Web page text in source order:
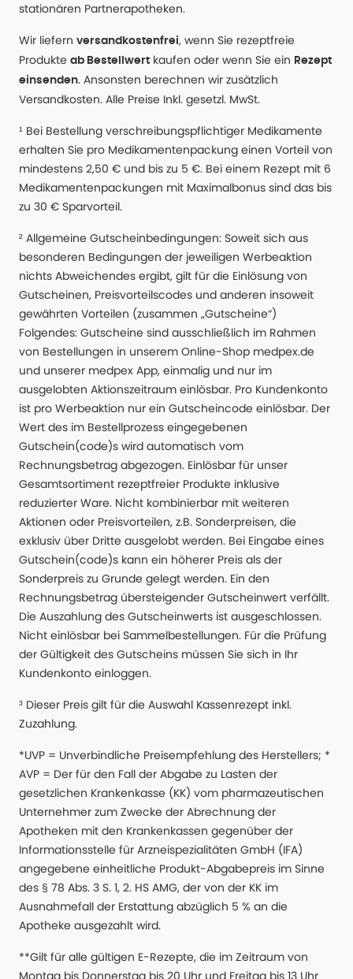
stationären Partnerapotheken.
Wir liefern versandkostenfrei, wenn Sie rezeptfreie
Produkte ab Bestellwert kaufen oder wenn Sie ein Rezept
einsenden. Ansonsten berechnen wir zusätzlich
Versandkosten. Alle Preise Inkl. gesetzl. MwSt.
¹ Bei Bestellung verschreibungspflichtiger Medikamente
erhalten Sie pro Medikamentenpackung einen Vorteil von
mindestens 2,50 € und bis zu 5 €. Bei einem Rezept mit 6
Medikamentenpackungen mit Maximalbonus sind das bis
zu 30 € Sparvorteil.
² Allgemeine Gutscheinbedingungen: Soweit sich aus
besonderen Bedingungen der jeweiligen Werbeaktion
nichts Abweichendes ergibt, gilt für die Einlösung von
Gutscheinen, Preisvorteilscodes und anderen insoweit
gewährten Vorteilen (zusammen „Gutscheine“)
Folgendes: Gutscheine sind ausschließlich im Rahmen
von Bestellungen in unserem Online-Shop medpex.de
und unserer medpex App, einmalig und nur im
ausgelobten Aktionszeitraum einlösbar. Pro Kundenkonto
ist pro Werbeaktion nur ein Gutscheincode einlösbar. Der
Wert des im Bestellprozess eingegebenen
Gutschein(code)s wird automatisch vom
Rechnungsbetrag abgezogen. Einlösbar für unser
Gesamtsortiment rezeptfreier Produkte inklusive
reduzierter Ware. Nicht kombinierbar mit weiteren
Aktionen oder Preisvorteilen, z.B. Sonderpreisen, die
exklusiv über Dritte ausgelobt werden. Bei Eingabe eines
Gutschein(code)s kann ein höherer Preis als der
Sonderpreis zu Grunde gelegt werden. Ein den
Rechnungsbetrag übersteigender Gutscheinwert verfällt.
Die Auszahlung des Gutscheinwerts ist ausgeschlossen.
Nicht einlösbar bei Sammelbestellungen. Für die Prüfung
der Gültigkeit des Gutscheins müssen Sie sich in Ihr
Kundenkonto einloggen.
³ Dieser Preis gilt für die Auswahl Kassenrezept inkl.
Zuzahlung.
*UVP = Unverbindliche Preisempfehlung des Herstellers; *
AVP = Der für den Fall der Abgabe zu Lasten der
gesetzlichen Krankenkasse (KK) vom pharmazeutischen
Unternehmer zum Zwecke der Abrechnung der
Apotheken mit den Krankenkassen gegenüber der
Informationsstelle für Arzneispezialitäten GmbH (IFA)
angegebene einheitliche Produkt-Abgabepreis im Sinne
des § 78 Abs. 3 S. 1, 2. HS AMG, der von der KK im
Ausnahmefall der Erstattung abzüglich 5 % an die
Apotheke ausgezahlt wird.
**Gilt für alle gültigen E-Rezepte, die im Zeitraum von